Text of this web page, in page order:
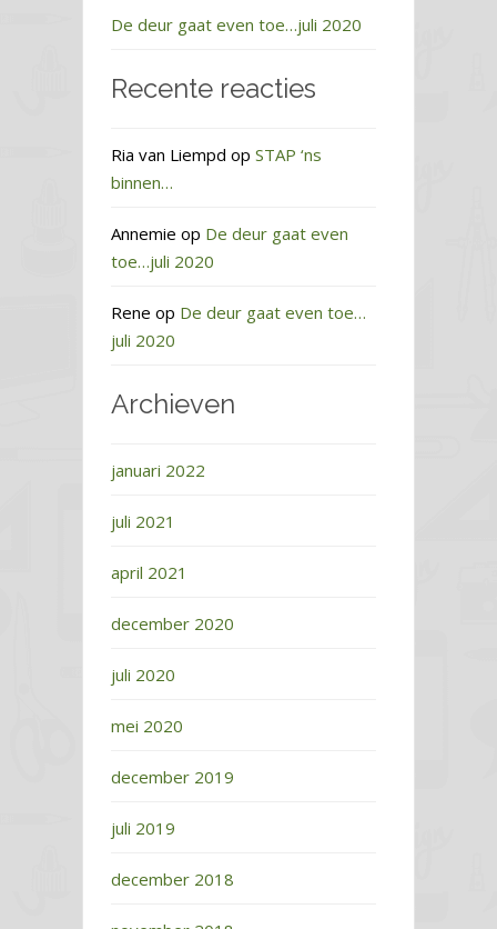
De deur gaat even toe…juli 2020
Recente reacties
Ria van Liempd op STAP ‘ns
binnen…
Annemie op De deur gaat even
toe…juli 2020
Rene op De deur gaat even toe…
juli 2020
Archieven
januari 2022
juli 2021
april 2021
december 2020
juli 2020
mei 2020
december 2019
juli 2019
december 2018